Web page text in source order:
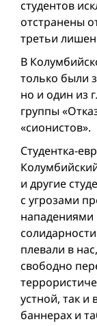
студентов
отстранены
третьи
В
только были
но и один из
группы
«сионистов».
Студентка-
и другие
с угрозами
нападениями
плевали в
свободно
устной, так
баннерах и